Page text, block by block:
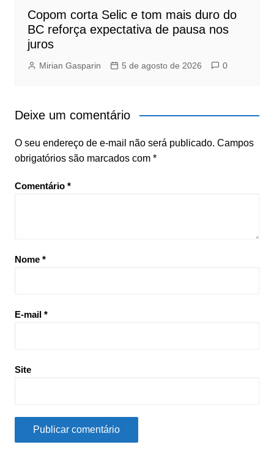
Copom corta Selic e tom mais duro do
BC reforça expectativa de pausa nos
juros
Mirian Gasparin 5 de agosto de 2026 0
Deixe um comentário
O seu endereço de e-mail não será publicado. Campos
obrigatórios são marcados com *
Comentário *
Nome *
E-mail *
Site